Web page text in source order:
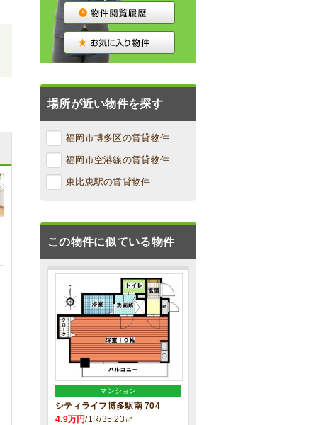
場所が近い物件を探す
福岡市博多区の賃貸物件
福岡市空港線の賃貸物件
東比恵駅の賃貸物件
この物件に似ている物件
マンション
シティライフ博多駅南 704
4.9万円/1R/35.23㎡